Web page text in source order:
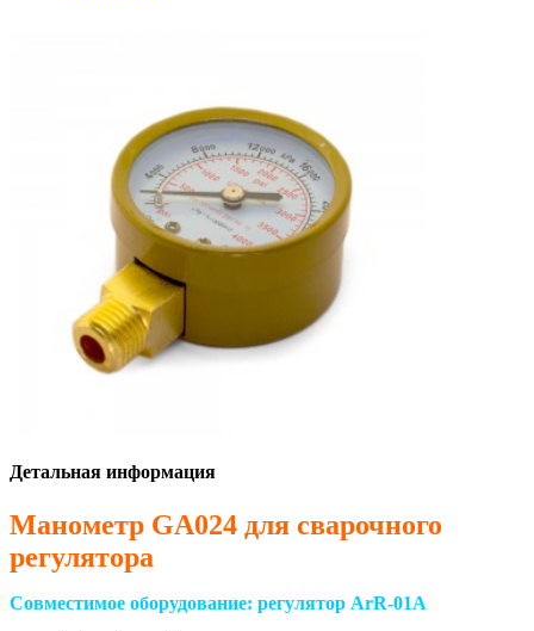
Детальная информация
Манометр GA024 для сварочного
регулятора
Совместимое оборудование: регулятор ArR-01A